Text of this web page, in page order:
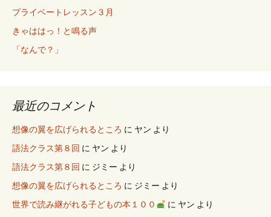
プライベートレッスン３月
きゃははっ！と鳴る声
「なんで？」
最近のコメント
想像の翼を広げられるところ に ヤン より
語法クラス第８回 に ヤン より
語法クラス第８回 に ジミー より
想像の翼を広げられるところ に ジミー より
世界で読み継がれる子どもの本１００
に ヤン より